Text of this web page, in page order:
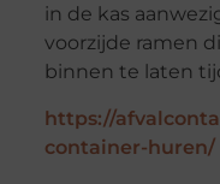
in de kas
voorzijde ramen
binnen te laten
https://
container-huren/